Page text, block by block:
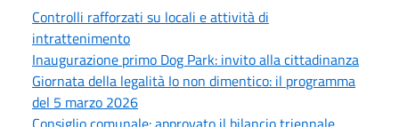
Controlli rafforzati su locali e attività di
intrattenimento
Inaugurazione primo Dog Park: invito alla cittadinanza
Giornata della legalità Io non dimentico: il programma
del 5 marzo 2026